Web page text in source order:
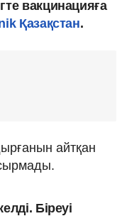
вакцинацияға
Қазақстан.
айтқан
Біреуі